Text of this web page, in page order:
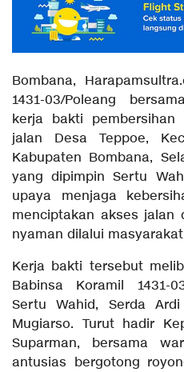
Bombana,
1431-03/Poleang
kerja bakti
jalan Desa Teppoe,
Kabupaten Bombana,
yang dipimpin Sertu
upaya menjaga
menciptakan akses
nyaman dilalui
Kerja bakti tersebut
Babinsa Koramil 1431-
Sertu Wahid, Serda
Mugiarso. Turut hadir
Suparman, bersama
antusias bergotong